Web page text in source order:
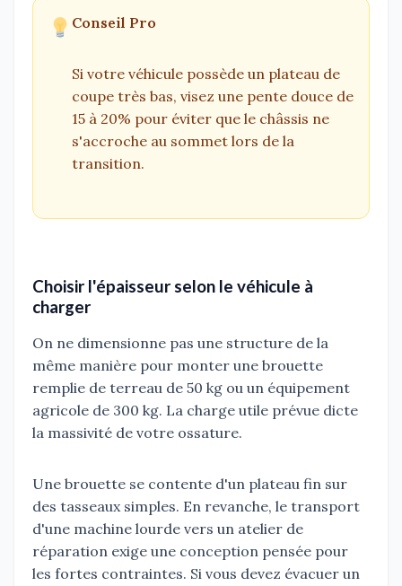
Conseil Pro
Si votre véhicule possède un plateau de
coupe très bas, visez une pente douce de
15 à 20% pour éviter que le châssis ne
s'accroche au sommet lors de la
transition.
Choisir l'épaisseur selon le véhicule à
charger
On ne dimensionne pas une structure de la
même manière pour monter une brouette
remplie de terreau de 50 kg ou un équipement
agricole de 300 kg. La charge utile prévue dicte
la massivité de votre ossature.
Une brouette se contente d'un plateau fin sur
des tasseaux simples. En revanche, le transport
d'une machine lourde vers un atelier de
réparation exige une conception pensée pour
les fortes contraintes. Si vous devez évacuer un